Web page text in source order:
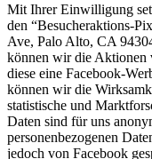
Mit Ihrer Einwilligung
den “Besucheraktions-
Ave, Palo Alto, CA
können wir die Aktionen
diese eine Facebook-
können wir die
statistische und
Daten sind für uns
personenbezogenen
jedoch von Facebook